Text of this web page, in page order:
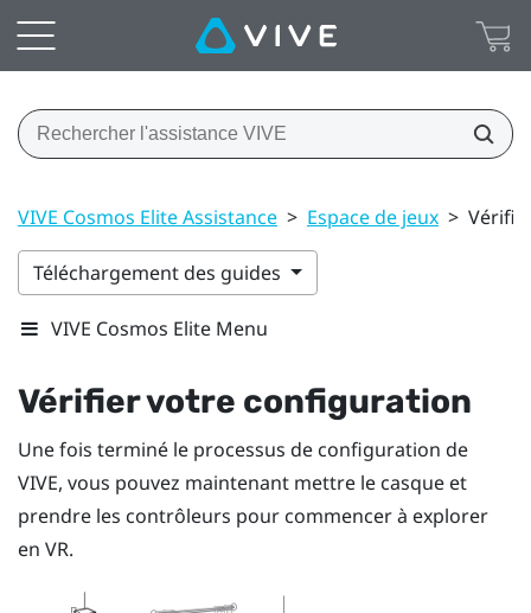
VIVE Cosmos Elite Assistance > Espace de jeux >
Téléchargement des guides
VIVE Cosmos Elite Menu
Vérifier votre configuration
Une fois terminé le processus de configuration de
VIVE, vous pouvez maintenant mettre le casque et
prendre les contrôleurs pour commencer à explorer
en VR.